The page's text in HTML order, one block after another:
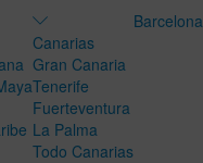
Canarias
Gran Canaria
Tenerife
Fuerteventura
La Palma
Todo Canarias
Barcelona